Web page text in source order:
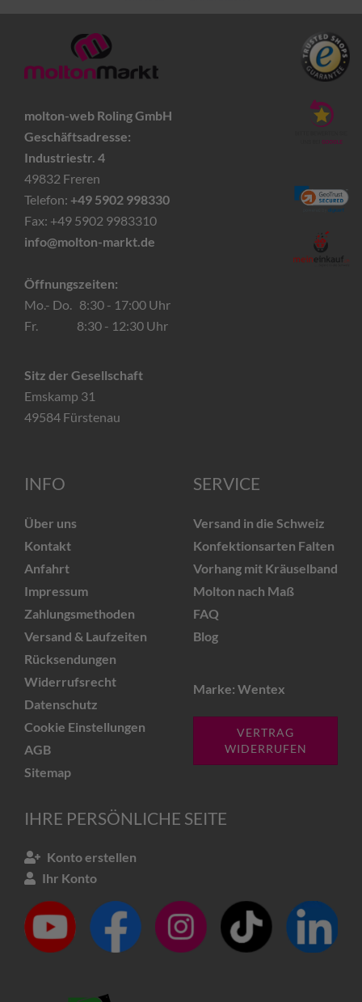
molton-web Roling GmbH
Geschäftsadresse:
Industriestr. 4
49832 Freren
Telefon: +49 5902 998330
Fax: +49 5902 9983310
info@molton-markt.de
Öffnungszeiten:
Mo.- Do. 8:30 - 17:00 Uhr
Fr. 8:30 - 12:30 Uhr
Sitz der Gesellschaft
Emskamp 31
49584 Fürstenau
INFO
Über uns
Kontakt
Anfahrt
Impressum
Zahlungsmethoden
Versand & Laufzeiten
Rücksendungen
Widerrufsrecht
Datenschutz
Cookie Einstellungen
AGB
Sitemap
SERVICE
Versand in die Schweiz
Konfektionsarten Falten
Vorhang mit Kräuselband
Molton nach Maß
FAQ
Blog
Marke: Wentex
VERTRAG
WIDERRUFEN
IHRE PERSÖNLICHE SEITE
Konto erstellen
Ihr Konto